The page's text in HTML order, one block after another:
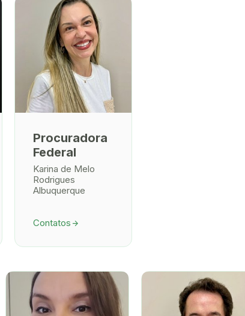
Procuradora
Federal
Karina de Melo
Rodrigues
Albuquerque
Contatos arrow_forward